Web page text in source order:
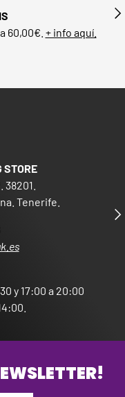
60,00€. + info aquí.
STORE
38201.
Tenerife.
y 17:00 a 20:00